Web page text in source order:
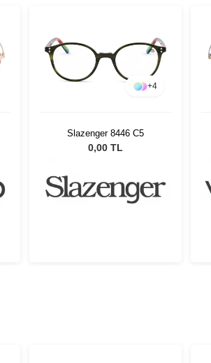
+4
Slazenger 8446 C5
0,00 TL